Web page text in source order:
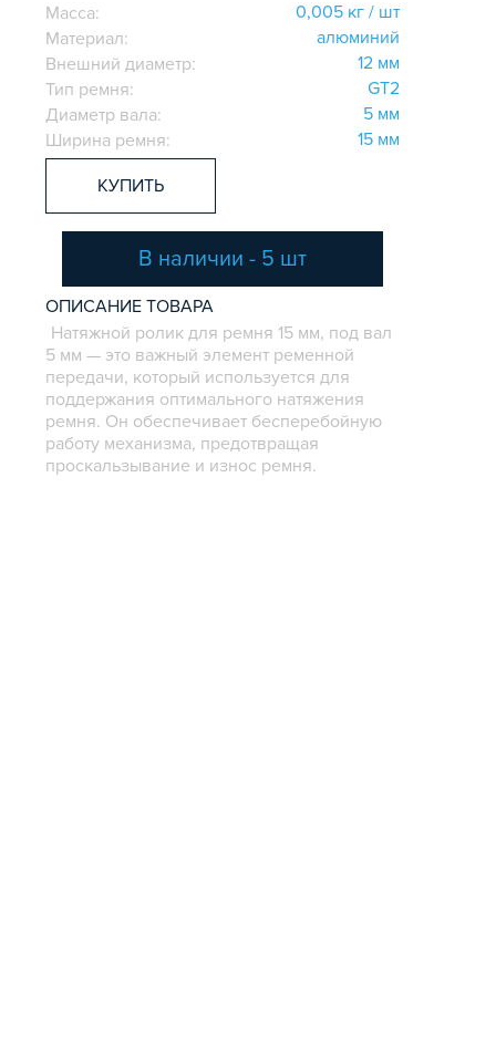
Масса:
0,005 кг / шт
Материал:
алюминий
Внешний диаметр:
12 мм
Тип ремня:
GT2
Диаметр вала:
5 мм
Ширина ремня:
15 мм
КУПИТЬ
В наличии - 5 шт
ОПИСАНИЕ ТОВАРА
Натяжной ролик для ремня 15 мм, под вал
5 мм — это важный элемент ременной
передачи, который используется для
поддержания оптимального натяжения
ремня. Он обеспечивает бесперебойную
работу механизма, предотвращая
проскальзывание и износ ремня.